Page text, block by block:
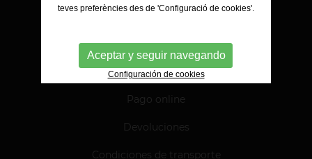
Pago online
Devoluciones
Condiciones de transporte
teves preferències des de 'Configuració de cookies'.
Aceptar y seguir navegando
Configuración de cookies